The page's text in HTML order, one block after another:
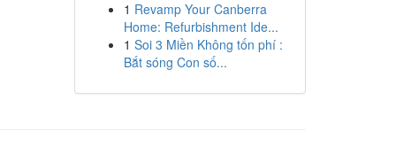
1 Revamp Your Canberra
Home: Refurbishment Ide...
1 Soi 3 Miền Không tốn phí :
Bắt sóng Con số...